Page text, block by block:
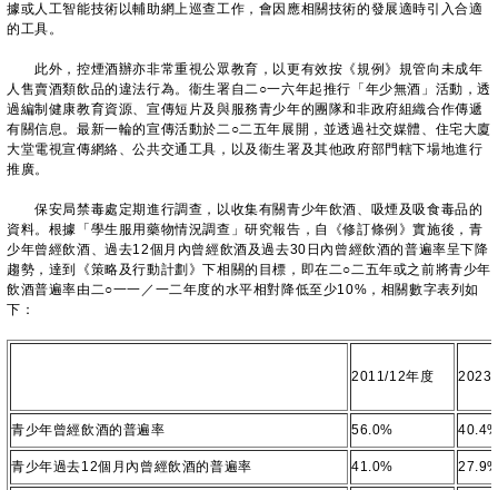
據或人工智能技術以輔助網上巡查工作，會因應相關技術的發展適時引入合適
的工具。
此外，控煙酒辦亦非常重視公眾教育，以更有效按《規例》規管向未成年
人售賣酒類飲品的違法行為。衞生署自二○一六年起推行「年少無酒」活動，透
過編制健康教育資源、宣傳短片及與服務青少年的團隊和非政府組織合作傳遞
有關信息。最新一輪的宣傳活動於二○二五年展開，並透過社交媒體、住宅大廈
大堂電視宣傳網絡、公共交通工具，以及衞生署及其他政府部門轄下場地進行
推廣。
保安局禁毒處定期進行調查，以收集有關青少年飲酒、吸煙及吸食毒品的
資料。根據「學生服用藥物情況調查」研究報告，自《修訂條例》實施後，青
少年曾經飲酒、過去12個月內曾經飲酒及過去30日內曾經飲酒的普遍率呈下降
趨勢，達到《策略及行動計劃》下相關的目標，即在二○二五年或之前將青少年
飲酒普遍率由二○一一／一二年度的水平相對降低至少10%，相關數字表列如
下：
2011/12年度 2023/
青少年曾經飲酒的普遍率 56.0%
青少年過去12個月內曾經飲酒的普遍率 41.0%